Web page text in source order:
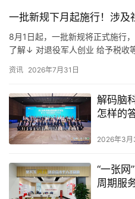
一批新规下月起施行！涉及
8月1日起，一批新规将正式施行
了解↓ 对退役军人创业 给予税收
资讯 2026年7月31日
解码脑
怎样的
2026年3月
“一张网
周期服